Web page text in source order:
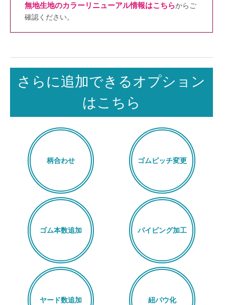
無地生地のカラーリニューアル情報はこちらからご
確認ください。
さらに追加できるオプション
はこちら
柄合わせ ゴムピッチ変更
ゴム本数追加 パイピング加工
ヤード数追加 紐パウ化